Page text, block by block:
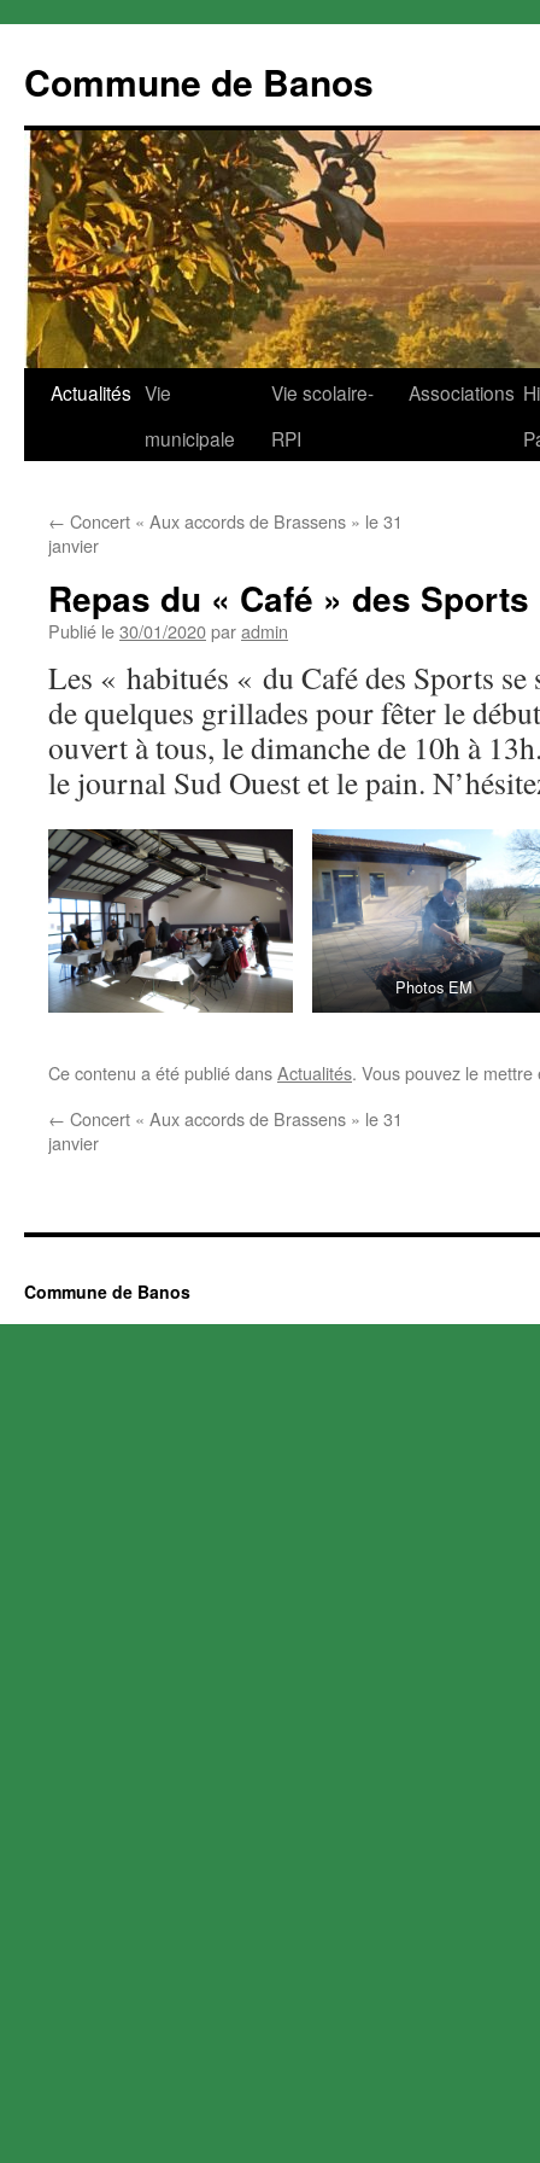
Commune de Banos
Aller
Actualités Vie
municipale
Vie scolaire-
RPI
Associations
← Concert « Aux accords de Brassens » le 31
janvier
Repas du « Café » des Sports
Publié le30/01/2020paradmin
Les « habitués « du Café des Sports
de quelques grillades pour fêter le
ouvert à tous, le dimanche de 10h à
le journal Sud Ouest et le pain.
Photos EM
Ce contenu a été publié dansActualités. Vous pouvez le
← Concert « Aux accords de Brassens » le 31
janvier
Commune de Banos